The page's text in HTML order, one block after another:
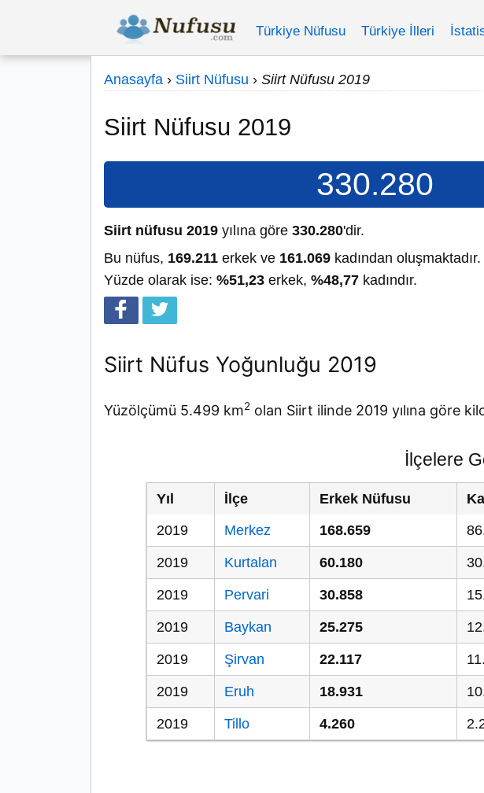
Türkiye Nüfusu Türkiye İlleri
Anasayfa › Siirt Nüfusu › Siirt Nüfusu 2019
Siirt Nüfusu 2019
330.280
Siirt nüfusu 2019 yılına göre 330.280'dir.
Bu nüfus, 169.211 erkek ve 161.069 kadından oluşmaktadır.
Yüzde olarak ise: %51,23 erkek, %48,77 kadındır.
Siirt Nüfus Yoğunluğu 2019
Yüzölçümü 5.499 km2 olan Siirt ilinde 2019 yılına göre
İlçelere
Yıl İlçe Erkek Nüfusu
2019
Merkez 168.659
2019 Kurtalan 60.180
2019 Pervari 30.858
2019 Baykan 25.275
2019 Şirvan 22.117
2019 Eruh 18.931
2019 Tillo 4.260